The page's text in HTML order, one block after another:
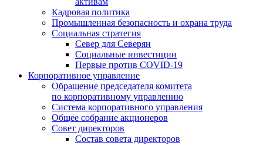
Кадровая политика
Промышленная безопасность и охрана труда
Социальная стратегия
Север для Северян
Социальные инвестиции
Первые против COVID‑19
Корпоративное управление
Обращение председателя комитета
по корпоративному управлению
Система корпоративного управления
Общее собрание акционеров
Совет директоров
Состав совета директоров